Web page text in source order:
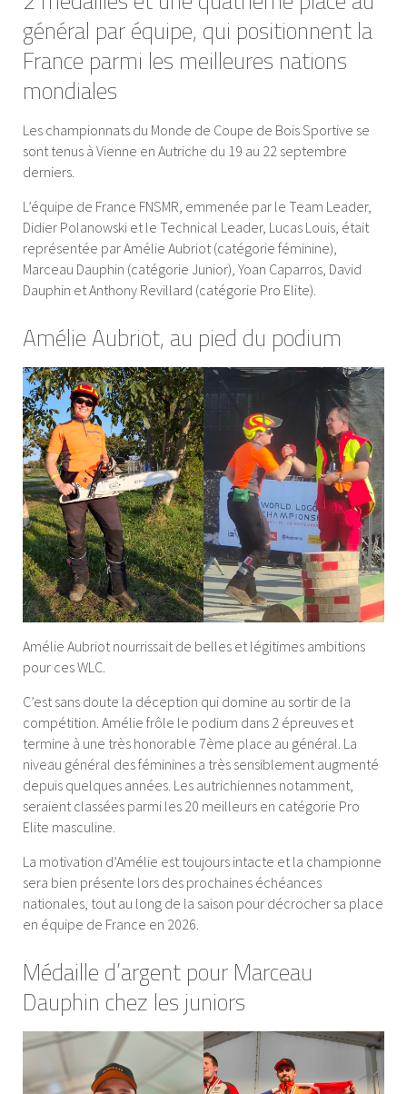
général par équipe, qui positionnent la
France parmi les meilleures nations
mondiales
Les championnats du Monde de Coupe de Bois Sportive se
sont tenus à Vienne en Autriche du 19 au 22 septembre
derniers.
L’équipe de France FNSMR, emmenée par le Team Leader,
Didier Polanowski et le Technical Leader, Lucas Louis, était
représentée par Amélie Aubriot (catégorie féminine),
Marceau Dauphin (catégorie Junior), Yoan Caparros, David
Dauphin et Anthony Revillard (catégorie Pro Elite).
Amélie Aubriot, au pied du podium
Amélie Aubriot nourrissait de belles et légitimes ambitions
pour ces WLC.
C’est sans doute la déception qui domine au sortir de la
compétition. Amélie frôle le podium dans 2 épreuves et
termine à une très honorable 7ème place au général. La
niveau général des féminines a très sensiblement augmenté
depuis quelques années. Les autrichiennes notamment,
seraient classées parmi les 20 meilleurs en catégorie Pro
Elite masculine.
La motivation d’Amélie est toujours intacte et la championne
sera bien présente lors des prochaines échéances
nationales, tout au long de la saison pour décrocher sa place
en équipe de France en 2026.
Médaille d’argent pour Marceau
Dauphin chez les juniors